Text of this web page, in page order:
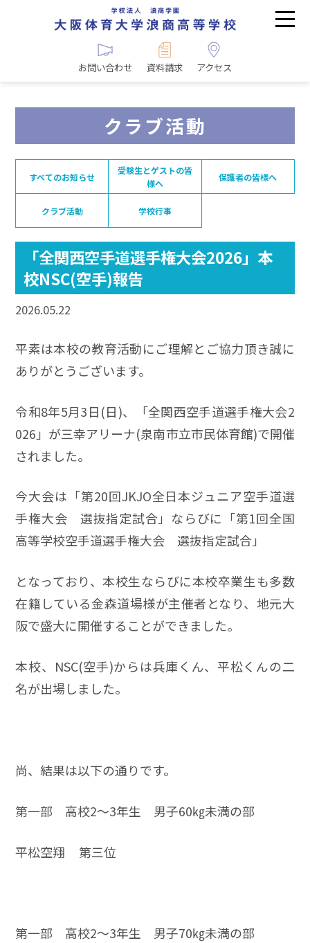
お問い合わせ 資料請求 アクセス
クラブ活動
すべてのお知らせ
受験生とゲストの皆
様へ
保護者の皆様へ
クラブ活動 学校行事
「全関西空手道選手権大会2026」本
校NSC(空手)報告
2026.05.22
平素は本校の教育活動にご理解とご協力頂き誠に
ありがとうございます。
令和8年5月3日(日)、「全関西空手道選手権大会2
026」が三幸アリーナ(泉南市立市民体育館)で開催
されました。
今大会は「第20回JKJO全日本ジュニア空手道選
手権大会 選抜指定試合」ならびに「第1回全国
高等学校空手道選手権大会 選抜指定試合」
となっており、本校生ならびに本校卒業生も多数
在籍している金森道場様が主催者となり、地元大
阪で盛大に開催することができました。
本校、NSC(空手)からは兵庫くん、平松くんの二
名が出場しました。
尚、結果は以下の通りです。
第一部 高校2～3年生 男子60㎏未満の部
平松空翔 第三位
第一部 高校2～3年生 男子70㎏未満の部